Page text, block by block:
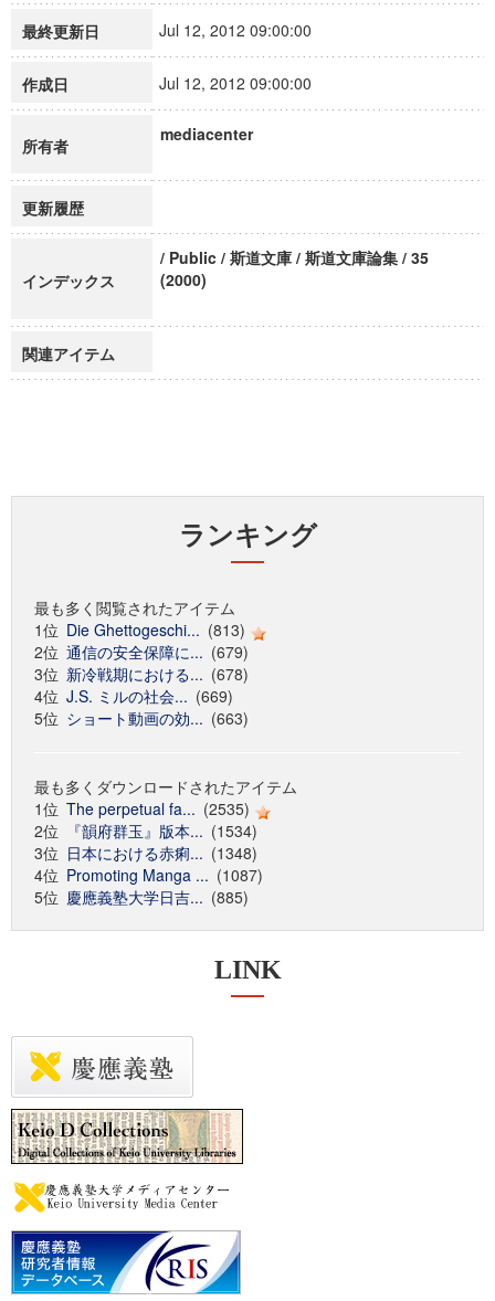
最終更新日 Jul 12, 2012 09:00:00
作成日 Jul 12, 2012 09:00:00
所有者
mediacenter
更新履歴
インデックス
/ Public / 斯道文庫 / 斯道文庫論集 / 35
(2000)
関連アイテム
ランキング
最も多く閲覧されたアイテム
1位 Die Ghettogeschi... (813)
2位 通信の安全保障に... (679)
3位 新冷戦期における... (678)
4位 J.S. ミルの社会... (669)
5位 ショート動画の効... (663)
最も多くダウンロードされたアイテム
1位 The perpetual fa... (2535)
2位
『韻府群玉』版本... (1534)
3位 日本における赤痢... (1348)
4位 Promoting Manga ... (1087)
5位 慶應義塾大学日吉... (885)
LINK